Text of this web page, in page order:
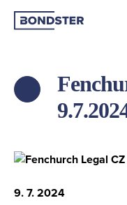
ZPĚT
9. 7. 2024